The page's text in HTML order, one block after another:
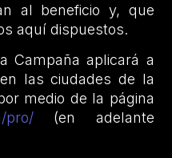
al beneficio y, que
aquí dispuestos.
Campaña aplicará a
las ciudades de la
medio de la página
pro/(en adelante